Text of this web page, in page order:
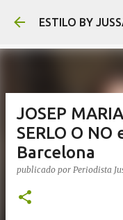
Ir al
ESTILO BY
JOSEP
SERLO O
Barcelona
publicado por Periodista